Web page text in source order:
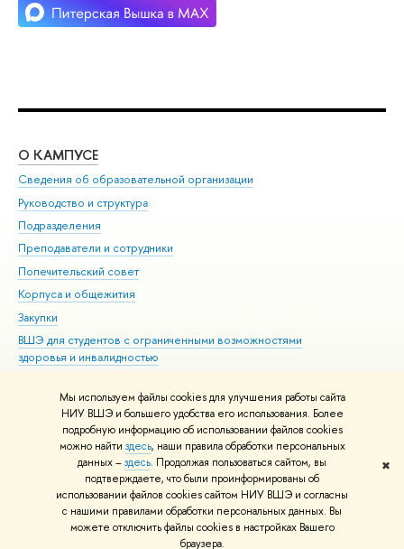
Мы используем файлы cookies для улучшения работы сайта
НИУ ВШЭ и большего удобства его использования. Более
подробную информацию об использовании файлов cookies
можно найти здесь, наши правила обработки персональных
данных –здесь. Продолжая пользоваться сайтом, вы
подтверждаете, что были проинформированы об
использовании файлов cookies сайтом НИУ ВШЭ и согласны
с нашими правилами обработки персональных данных. Вы
можете отключить файлы cookies в настройках Вашего
браузера.
✖
О КАМПУСЕ
Сведения об образовательной организации
Руководство и структура
Подразделения
Преподаватели и сотрудники
Попечительский совет
Корпуса и общежития
Закупки
ВШЭ для студентов с ограниченными возможностями
здоровья и инвалидностью
Единая платежная страница
© НИУ ВШЭ 1993–2026 Адреса и контакты Условия использования
материалов Политика конфиденциальности Карта сайта
Шрифты HSE Sans и HSE Slab разработаны вШколе дизайна НИУ ВШЭ